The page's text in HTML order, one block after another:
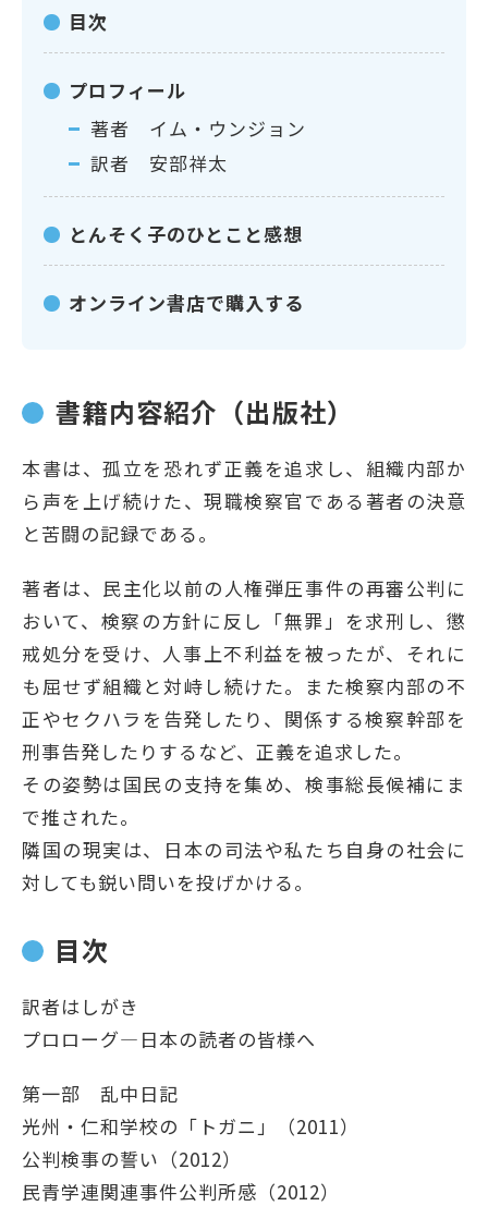
目次
プロフィール
著者 イム・ウンジョン
訳者 安部祥太
とんそく子のひとこと感想
オンライン書店で購入する
書籍内容紹介（出版社）
本書は、孤立を恐れず正義を追求し、組織内部か
ら声を上げ続けた、現職検察官である著者の決意
と苦闘の記録である。
著者は、民主化以前の人権弾圧事件の再審公判に
おいて、検察の方針に反し「無罪」を求刑し、懲
戒処分を受け、人事上不利益を被ったが、それに
も屈せず組織と対峙し続けた。また検察内部の不
正やセクハラを告発したり、関係する検察幹部を
刑事告発したりするなど、正義を追求した。
その姿勢は国民の支持を集め、検事総長候補にま
で推された。
隣国の現実は、日本の司法や私たち自身の社会に
対しても鋭い問いを投げかける。
目次
訳者はしがき
プロローグ―日本の読者の皆様へ
第一部 乱中日記
光州・仁和学校の「トガニ」（2011）
公判検事の誓い（2012）
⺠⻘学連関連事件公判所感（2012）